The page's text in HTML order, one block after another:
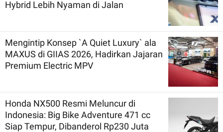
Hybrid Lebih Nyaman di Jalan
Mengintip Konsep `A Quiet Luxury` ala
MAXUS di GIIAS 2026, Hadirkan Jajaran
Premium Electric MPV
Honda NX500 Resmi Meluncur di
Indonesia: Big Bike Adventure 471 cc
Siap Tempur, Dibanderol Rp230 Juta